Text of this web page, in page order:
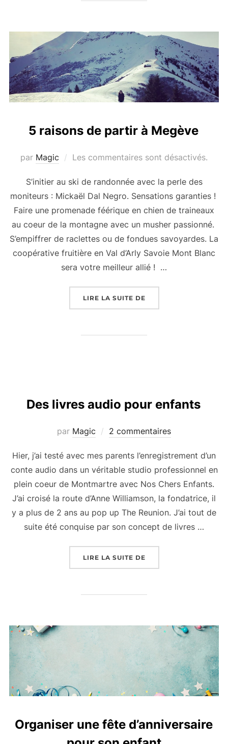
5 raisons de partir à Megève
par Magic Les commentaires sont désactivés.
S’initier au ski de randonnée avec la perle des
moniteurs : Mickaël Dal Negro. Sensations garanties !
Faire une promenade féérique en chien de traineaux
au coeur de la montagne avec un musher passionné.
S’empiffrer de raclettes ou de fondues savoyardes. La
coopérative fruitière en Val d’Arly Savoie Mont Blanc
sera votre meilleur allié ! …
LIRE LA SUITE DE
Des livres audio pour enfants
par Magic 2 commentaires
Hier, j’ai testé avec mes parents l’enregistrement d’un
conte audio dans un véritable studio professionnel en
plein coeur de Montmartre avec Nos Chers Enfants.
J’ai croisé la route d’Anne Williamson, la fondatrice, il
y a plus de 2 ans au pop up The Reunion. J’ai tout de
suite été conquise par son concept de livres …
LIRE LA SUITE DE
Organiser une fête d’anniversaire